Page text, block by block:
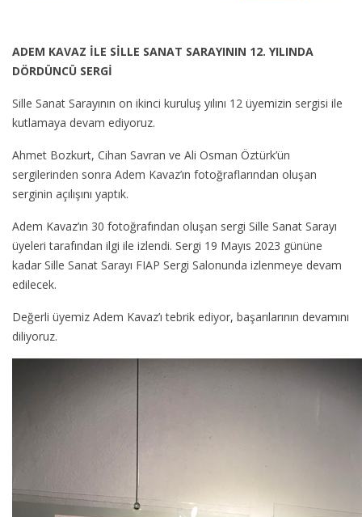
ADEM KAVAZ İLE SİLLE SANAT SARAYININ 12. YILINDA
DÖRDÜNCÜ SERGİ
Sille Sanat Sarayının on ikinci kuruluş yılını 12 üyemizin sergisi ile
kutlamaya devam ediyoruz.
Ahmet Bozkurt, Cihan Savran ve Ali Osman Öztürk’ün
sergilerinden sonra Adem Kavaz’ın fotoğraflarından oluşan
serginin açılışını yaptık.
Adem Kavaz’ın 30 fotoğrafından oluşan sergi Sille Sanat Sarayı
üyeleri tarafından ilgi ile izlendi. Sergi 19 Mayıs 2023 gününe
kadar Sille Sanat Sarayı FIAP Sergi Salonunda izlenmeye devam
edilecek.
Değerli üyemiz Adem Kavaz’ı tebrik ediyor, başarılarının devamını
diliyoruz.